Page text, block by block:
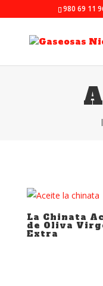
980 69 11
La Chinata
de Oliva
Extra